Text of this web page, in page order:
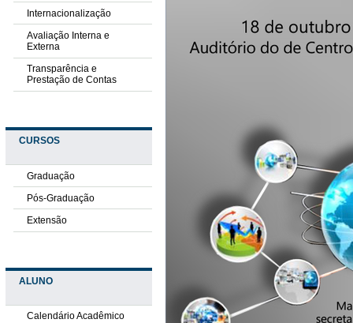
Internacionalização
Avaliação Interna e
Externa
Transparência e
Prestação de Contas
CURSOS
Graduação
Pós-Graduação
Extensão
ALUNO
Calendário Acadêmico